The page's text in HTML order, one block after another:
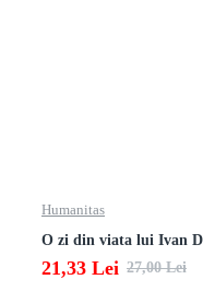
Humanitas
21,33 Lei 27,00 Lei